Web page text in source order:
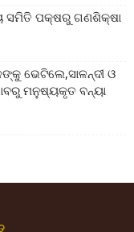
ସମିତି ପକ୍ଷରୁ ଗଣଶିକ୍ଷା
ଭେଟିଲେ,ସାଳନ୍ଦୀ ଓ
ମନୁଷ୍ୟକୃତ ବନ୍ୟା